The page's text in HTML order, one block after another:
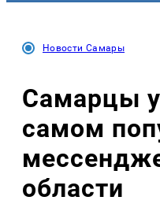
Новости Самары
Самарцы
самом
области